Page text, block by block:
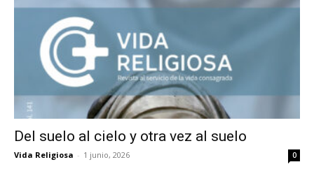
Del suelo al cielo y otra vez al suelo
Vida Religiosa - 1 junio, 2026 0